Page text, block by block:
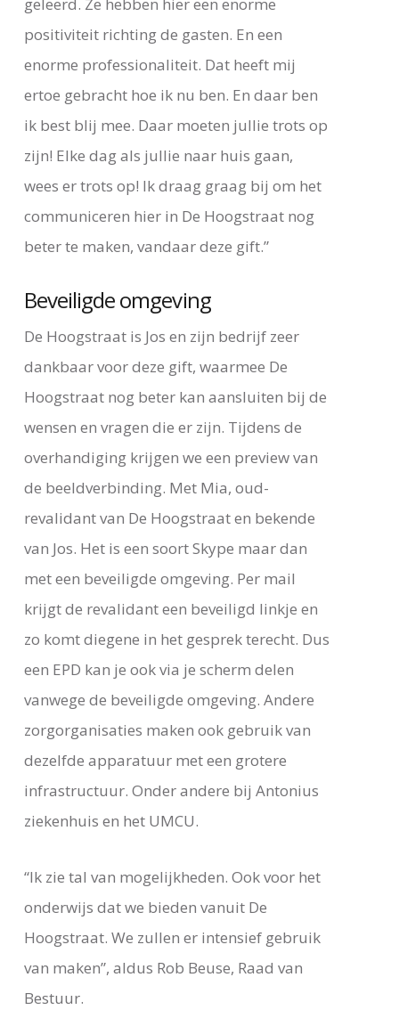
positiviteit richting de gasten. En een
enorme professionaliteit. Dat heeft mij
ertoe gebracht hoe ik nu ben. En daar ben
ik best blij mee. Daar moeten jullie trots op
zijn! Elke dag als jullie naar huis gaan,
wees er trots op! Ik draag graag bij om het
communiceren hier in De Hoogstraat nog
beter te maken, vandaar deze gift.”
Beveiligde omgeving
De Hoogstraat is Jos en zijn bedrijf zeer
dankbaar voor deze gift, waarmee De
Hoogstraat nog beter kan aansluiten bij de
wensen en vragen die er zijn. Tijdens de
overhandiging krijgen we een preview van
de beeldverbinding. Met Mia, oud-
revalidant van De Hoogstraat en bekende
van Jos. Het is een soort Skype maar dan
met een beveiligde omgeving. Per mail
krijgt de revalidant een beveiligd linkje en
zo komt diegene in het gesprek terecht. Dus
een EPD kan je ook via je scherm delen
vanwege de beveiligde omgeving. Andere
zorgorganisaties maken ook gebruik van
dezelfde apparatuur met een grotere
infrastructuur. Onder andere bij Antonius
ziekenhuis en het UMCU.
“Ik zie tal van mogelijkheden. Ook voor het
onderwijs dat we bieden vanuit De
Hoogstraat. We zullen er intensief gebruik
van maken”, aldus Rob Beuse, Raad van
Bestuur.